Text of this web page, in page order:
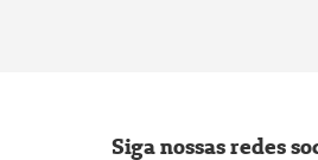
Siga nossas redes